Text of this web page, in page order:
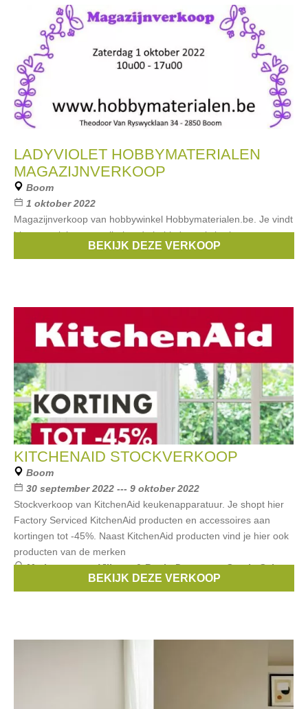
LADYVIOLET HOBBYMATERIALEN
MAGAZIJNVERKOOP
Boom
1 oktober 2022
Magazijnverkoop van hobbywinkel Hobbymaterialen.be. Je vindt
hier materialen voor allerhande hobby's zoals breigarens,
BEKIJK DEZE VERKOOP
KITCHENAID STOCKVERKOOP
Boom
30 september 2022 --- 9 oktober 2022
Stockverkoop van KitchenAid keukenapparatuur. Je shopt hier
Factory Serviced KitchenAid producten en accessoires aan
kortingen tot -45%. Naast KitchenAid producten vind je hier ook
producten van de merken
Merken:serax,Villeroy & Boch,Demeyere,Staub,Schott
BEKIJK DEZE VERKOOP